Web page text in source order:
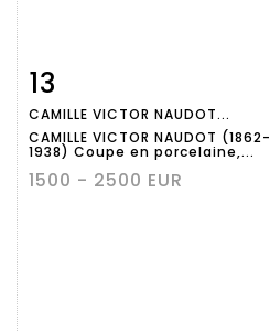
détaillée
13
CAMILLE VICTOR NAUDOT...
CAMILLE VICTOR NAUDOT (1862-
1938) Coupe en porcelaine,...
1500 - 2500 EUR